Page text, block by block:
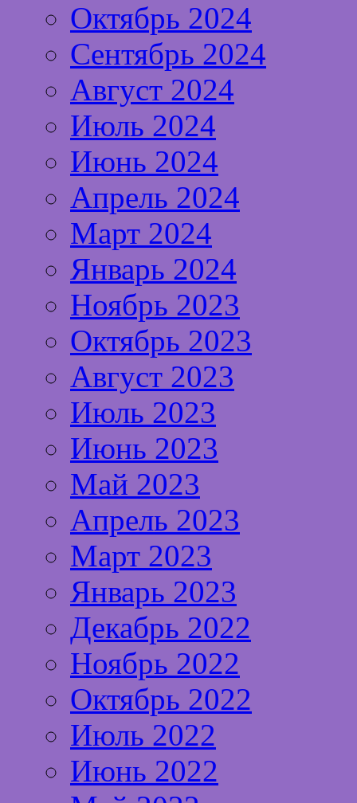
Октябрь 2024
Сентябрь 2024
Август 2024
Июль 2024
Июнь 2024
Апрель 2024
Март 2024
Январь 2024
Ноябрь 2023
Октябрь 2023
Август 2023
Июль 2023
Июнь 2023
Май 2023
Апрель 2023
Март 2023
Январь 2023
Декабрь 2022
Ноябрь 2022
Октябрь 2022
Июль 2022
Июнь 2022